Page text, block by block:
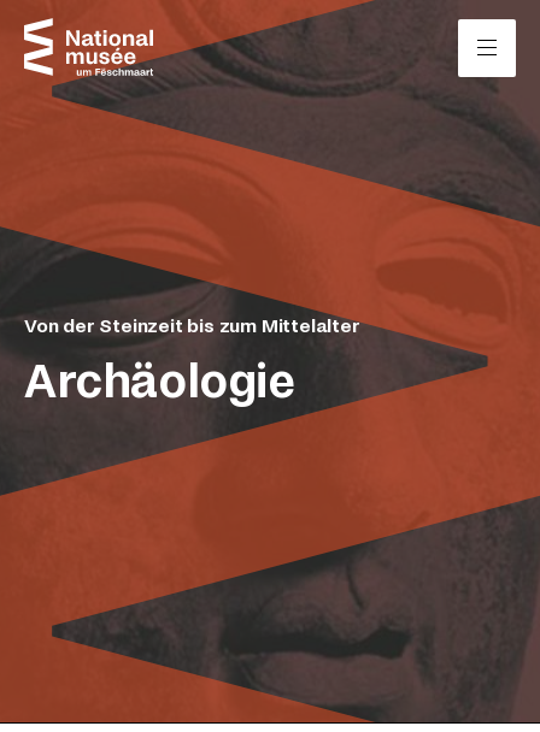
Zum Inhalt springen
Archäologie
Von der Steinzeit bis zum Mittelalter
Cookie-Einstellungen